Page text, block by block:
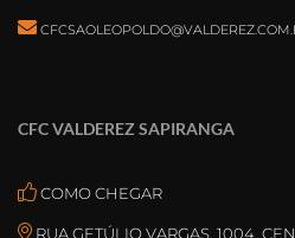
CFC VALDEREZ SAPIRANGA
COMO CHEGAR
RUA GETÚLIO VARGAS, 1004,